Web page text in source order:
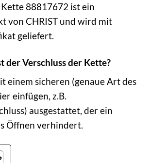
Kette 88817672 ist ein
von CHRIST und wird mit
geliefert.
der Verschluss der Kette?
einem sicheren (genaue Art des
einfügen, z.B.
ausgestattet, der ein
Öffnen verhindert.